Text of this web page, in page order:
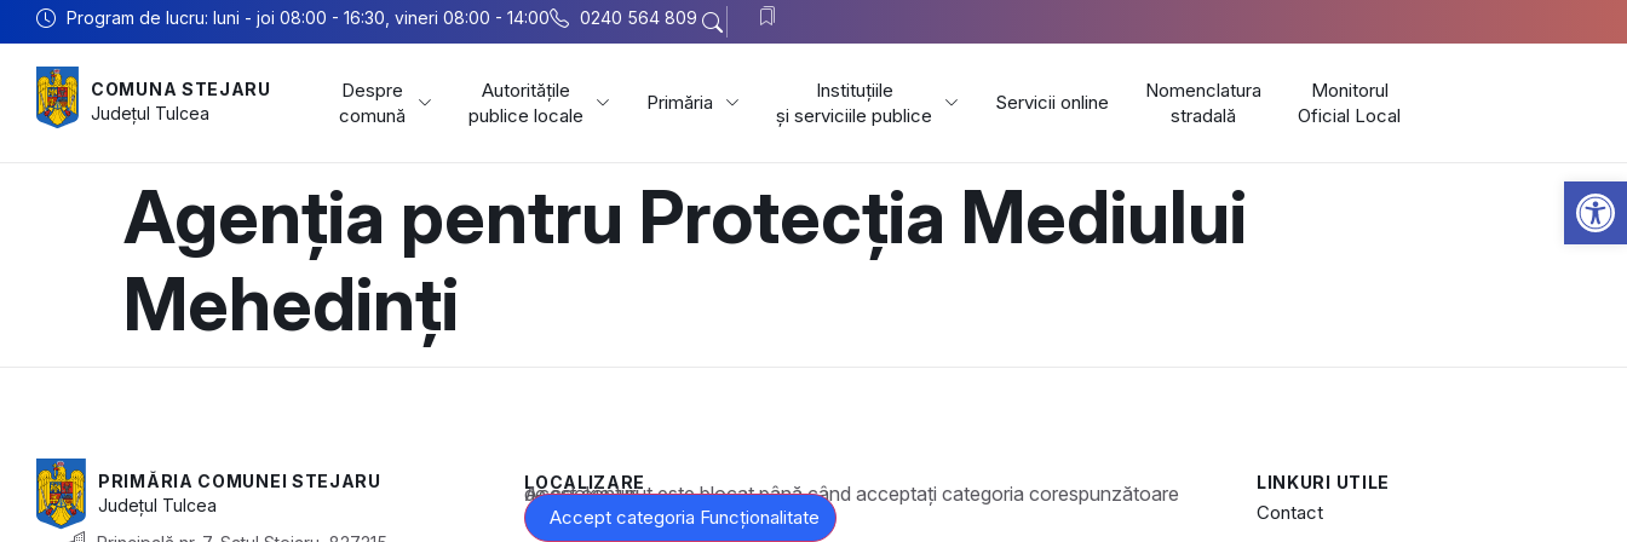
Program de lucru: luni - joi 08:00 - 16:30, vineri 08:00 - 14:00 0240 564 809
COMUNA STEJARU
Județul Tulcea
Despre
comună
Autoritățile
publice locale
Primăria
Instituțiile
și serviciile publice
Servicii online
Nomenclatura
stradală
Monitorul
Oficial Local
Agenția pentru Protecția Mediului
Mehedinți
PRIMĂRIA COMUNEI STEJARU
Județul Tulcea
LOCALIZARE
Acest conținut este blocat până când acceptați categoria corespunzătoare de cookie-uri.
Accept categoria Funcționalitate
LINKURI UTILE
Contact